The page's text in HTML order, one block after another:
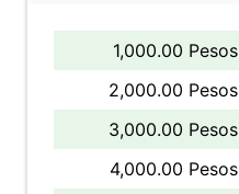
1,000.00 Pesos
2,000.00 Pesos
3,000.00 Pesos
4,000.00 Pesos